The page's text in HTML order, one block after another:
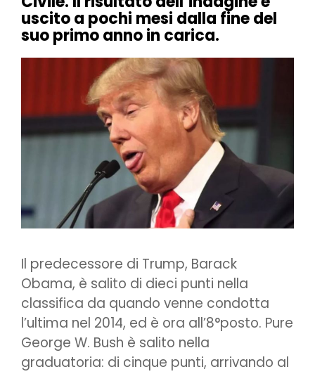
uscito a pochi mesi dalla fine del
suo primo anno in carica.
Il predecessore di Trump, Barack
Obama, è salito di dieci punti nella
classifica da quando venne condotta
l’ultima nel 2014, ed è ora all’8°posto. Pure
George W. Bush è salito nella
graduatoria: di cinque punti, arrivando al